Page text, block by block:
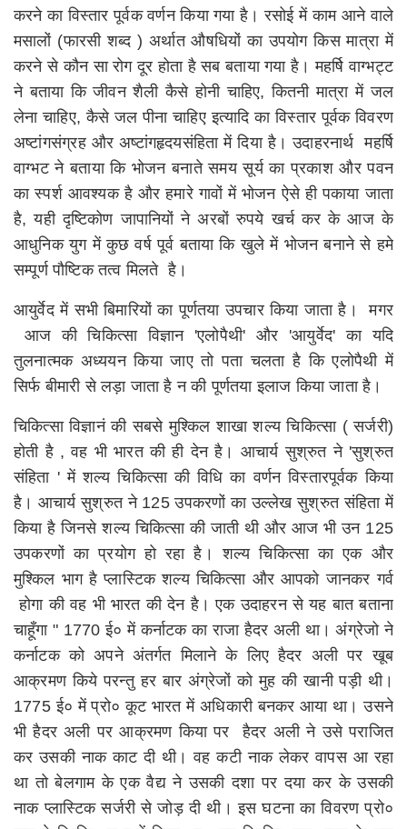
करने का विस्तार पूर्वक वर्णन किया गया है। रसोई में काम आने वाले
मसालों (फारसी शब्द ) अर्थात औषधियों का उपयोग किस मात्रा में
करने से कौन सा रोग दूर होता है सब बताया गया है। महर्षि वाग्भट्ट
ने बताया कि जीवन शैली कैसे होनी चाहिए, कितनी मात्रा में जल
लेना चाहिए, कैसे जल पीना चाहिए इत्यादि का विस्तार पूर्वक विवरण
अष्टांगसंग्रह और अष्टांगहृदयसंहिता में दिया है। उदाहरनार्थ महर्षि
वाग्भट ने बताया कि भोजन बनाते समय सूर्य का प्रकाश और पवन
का स्पर्श आवश्यक है और हमारे गावों में भोजन ऐसे ही पकाया जाता
है, यही दृष्टिकोण जापानियों ने अरबों रुपये खर्च कर के आज के
आधुनिक युग में कुछ वर्ष पूर्व बताया कि खुले में भोजन बनाने से हमे
सम्पूर्ण पौष्टिक तत्व मिलते है।
आयुर्वेद में सभी बिमारियों का पूर्णतया उपचार किया जाता है। मगर
आज की चिकित्सा विज्ञान 'एलोपैथी' और 'आयुर्वेद' का यदि
तुलनात्मक अध्ययन किया जाए तो पता चलता है कि एलोपैथी में
सिर्फ बीमारी से लड़ा जाता है न की पूर्णतया इलाज किया जाता है।
चिकित्सा विज्ञानं की सबसे मुश्किल शाखा शल्य चिकित्सा ( सर्जरी)
होती है , वह भी भारत की ही देन है। आचार्य सुश्रुत ने 'सुश्रुत
संहिता ' में शल्य चिकित्सा की विधि का वर्णन विस्तारपूर्वक किया
है। आचार्य सुश्रुत ने 125 उपकरणों का उल्लेख सुश्रुत संहिता में
किया है जिनसे शल्य चिकित्सा की जाती थी और आज भी उन 125
उपकरणों का प्रयोग हो रहा है। शल्य चिकित्सा का एक और
मुश्किल भाग है प्लास्टिक शल्य चिकित्सा और आपको जानकर गर्व
होगा की वह भी भारत की देन है। एक उदाहरन से यह बात बताना
चाहूँगा " 1770 ई० में कर्नाटक का राजा हैदर अली था। अंग्रेजो ने
कर्नाटक को अपने अंतर्गत मिलाने के लिए हैदर अली पर खूब
आक्रमण किये परन्तु हर बार अंग्रेजों को मुह की खानी पड़ी थी।
1775 ई० में प्रो० कूट भारत में अधिकारी बनकर आया था। उसने
भी हैदर अली पर आक्रमण किया पर हैदर अली ने उसे पराजित
कर उसकी नाक काट दी थी। वह कटी नाक लेकर वापस आ रहा
था तो बेलगाम के एक वैद्य ने उसकी दशा पर दया कर के उसकी
नाक प्लास्टिक सर्जरी से जोड़ दी थी। इस घटना का विवरण प्रो०